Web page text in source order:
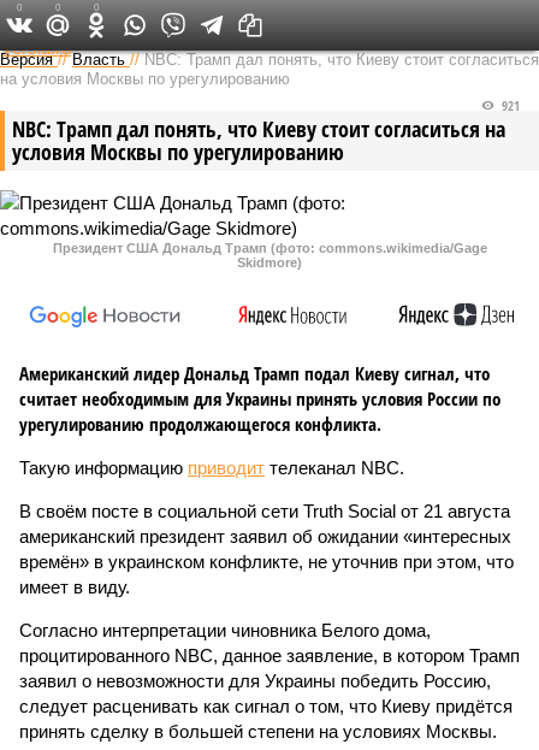
Федеральный выпуск
Версия //Власть //NBC: Трамп дал понять, что Киеву стоит согласиться
на условия Москвы по урегулированию
NBC: Трамп дал понять, что Киеву стоит согласиться на
условия Москвы по урегулированию
921
Президент США Дональд Трамп (фото: commons.wikimedia/Gage
Skidmore)
Американский лидер Дональд Трамп подал Киеву сигнал, что
считает необходимым для Украины принять условия России по
урегулированию продолжающегося конфликта.
Такую информацию приводит телеканал NBC.
В своём посте в социальной сети Truth Social от 21 августа
американский президент заявил об ожидании «интересных
времён» в украинском конфликте, не уточнив при этом, что
имеет в виду.
Согласно интерпретации чиновника Белого дома,
процитированного NBC, данное заявление, в котором Трамп
заявил о невозможности для Украины победить Россию,
следует расценивать как сигнал о том, что Киеву придётся
принять сделку в большей степени на условиях Москвы.
0 0 0